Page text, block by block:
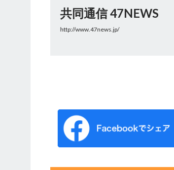
共同通信 47NEWS
http://www.47news.jp/